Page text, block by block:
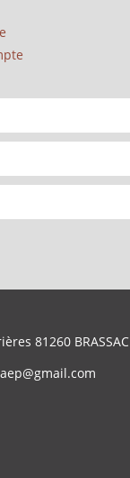
81260 BRASSAC